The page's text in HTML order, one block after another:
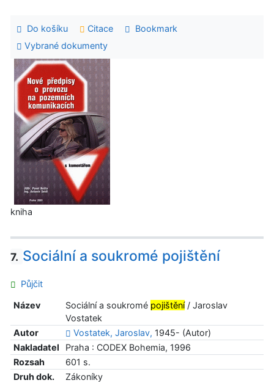
Do košíku Citace
Bookmark
Vybrané dokumenty
kniha
7. Sociální a soukromé pojištění
Půjčit
Název Sociální a soukromé pojištění/ Jaroslav
Vostatek
Autor
Vostatek, Jaroslav, 1945- (Autor)
Nakladatel
Praha : CODEX Bohemia, 1996
Rozsah
601 s.
Druh dok.
Zákoníky